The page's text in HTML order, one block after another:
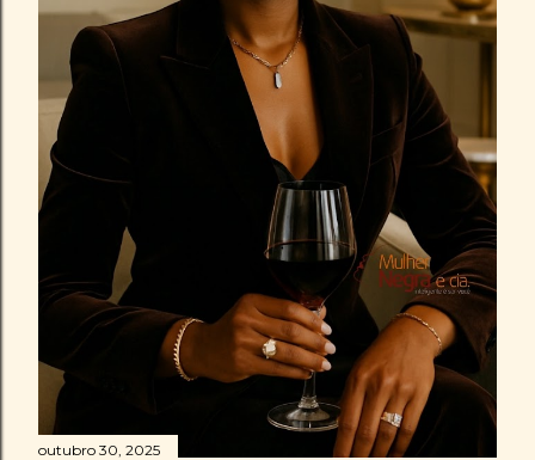
outubro 30, 2025